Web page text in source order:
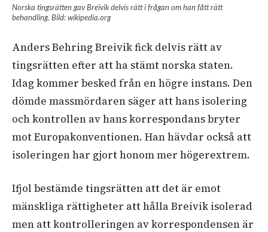
Norska tingsrätten gav Breivik delvis rätt i frågan om han fått rätt
behandling. Bild: wikipedia.org
Anders Behring Breivik fick delvis rätt av
tingsrätten efter att ha stämt norska staten.
Idag kommer besked från en högre instans. Den
dömde massmördaren säger att hans isolering
och kontrollen av hans korrespondans bryter
mot Europakonventionen. Han hävdar också att
isoleringen har gjort honom mer högerextrem.
Ifjol bestämde tingsrätten att det är emot
mänskliga rättigheter att hålla Breivik isolerad
men att kontrolleringen av korrespondensen är